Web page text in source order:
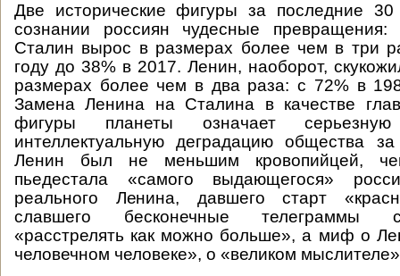
Две исторические фигуры за последние
сознании россиян чудесные
Сталин вырос в размерах более чем в три
году до 38% в 2017. Ленин, наоборот,
размерах более чем в два раза: с 72% в
Замена Ленина на Сталина в качестве
фигуры планеты означает
интеллектуальную деградацию общества
Ленин был не меньшим кровопийцей,
пьедестала «самого выдающегося»
реального Ленина, давшего старт
славшего бесконечные телеграммы
«расстрелять как можно больше», а миф о
человечном человеке», о «великом